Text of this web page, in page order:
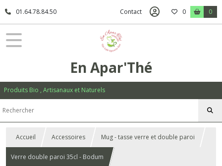
01.64.78.84.50 Contact 0 0
En Apar'Thé
Produits Bio , Artisanaux et Naturels
Accueil Accessoires Mug - tasse verre et double paroi
Verre double paroi 35cl - Bodum